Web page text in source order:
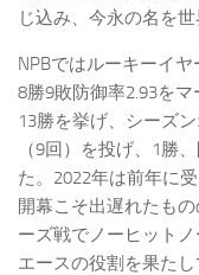
じ込み、今永の名を
NPBではルーキーイ
8勝9敗防御率2.93を
13勝を挙げ、シーズ
（9回）を投げ、1勝
た。2022年は前年に
開幕こそ出遅れたも
ーズ戦でノーヒット
エースの役割を果たし